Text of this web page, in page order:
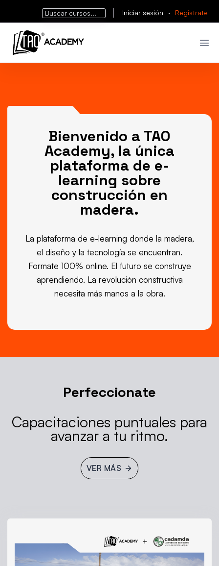
Iniciar sesión · Registrate
Bienvenido a TAO
Academy, la única
plataforma de e-
learning sobre
construcción en
madera.
La plataforma de e-learning donde la madera,
el diseño y la tecnología se encuentran.
Formate 100% online. El futuro se construye
aprendiendo. La revolución constructiva
necesita más manos a la obra.
Perfeccionate
Capacitaciones puntuales para
avanzar a tu ritmo.
VER MÁS